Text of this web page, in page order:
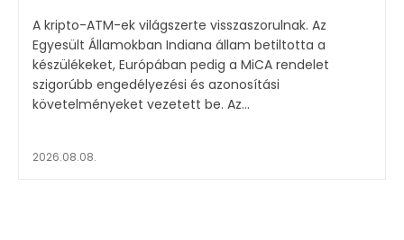
A kripto-ATM-ek világszerte visszaszorulnak. Az
Egyesült Államokban Indiana állam betiltotta a
készülékeket, Európában pedig a MiCA rendelet
szigorúbb engedélyezési és azonosítási
követelményeket vezetett be. Az...
2026.08.08.